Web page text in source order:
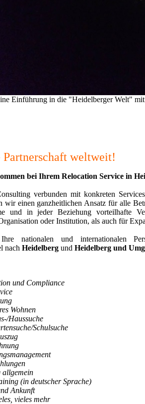
Einführung in die "Heidelberger Welt"
weltweit!
bei Ihrem Relocation Service in
verbunden mit konkreten
wir einen ganzheitlichen Ansatz für alle
und in jeder Beziehung vorteilhafte
oder Institution, als auch für
nationalen und internationalen
nach Heidelberg und Heidelberg und
und Compliance
Wohnen
Haussuche
Schulsuche
allgemein
(in deutscher Sprache)
Ankunft
vieles mehr